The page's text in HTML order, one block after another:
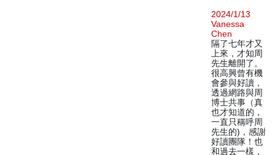
2024/1/13
Vanessa
Chen
隔了七年才又
上來，才知周
先生離開了。
很高興曾有機
會參與好讀，
透過網路與周
博士共事（真
也才知道的，
一直只稱呼周
先生的)，感謝
好讀團隊！也
和過去一樣，